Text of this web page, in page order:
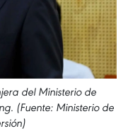
del Ministerio de
(Fuente: Ministerio de